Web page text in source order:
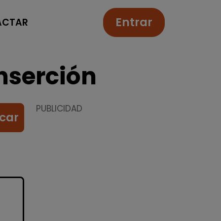
Entrar
PUBLICIDAD